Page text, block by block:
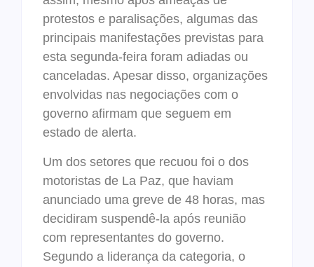
protestos e paralisações, algumas das
principais manifestações previstas para
esta segunda-feira foram adiadas ou
canceladas. Apesar disso, organizações
envolvidas nas negociações com o
governo afirmam que seguem em
estado de alerta.
Um dos setores que recuou foi o dos
motoristas de La Paz, que haviam
anunciado uma greve de 48 horas, mas
decidiram suspendê-la após reunião
com representantes do governo.
Segundo a liderança da categoria, o